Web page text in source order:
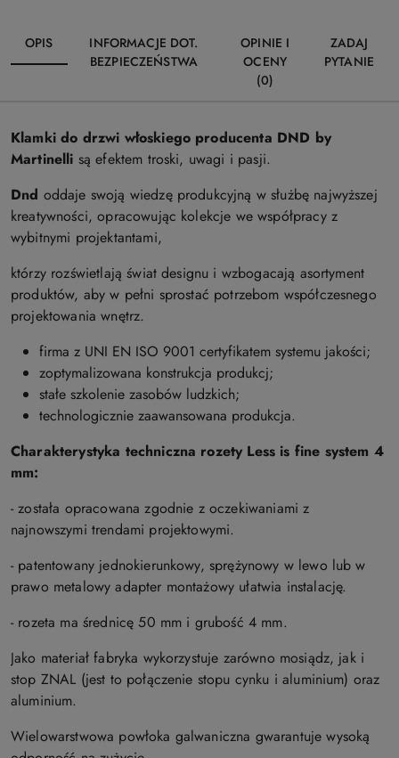
OPIS
INFORMACJE DOT.
BEZPIECZEŃSTWA
OPINIE I
OCENY
(0)
ZADAJ
PYTANIE
Klamki do drzwi włoskiego producenta DND by
Martinelli są efektem troski, uwagi i pasji.
Dnd oddaje swoją wiedzę produkcyjną w służbę najwyższej
kreatywności, opracowując kolekcje we współpracy z
wybitnymi projektantami,
którzy rozświetlają świat designu i wzbogacają asortyment
produktów, aby w pełni sprostać potrzebom współczesnego
projektowania wnętrz.
firma z UNI EN ISO 9001 certyfikatem systemu jakości;
zoptymalizowana konstrukcja produkcj;
stałe szkolenie zasobów ludzkich;
technologicznie zaawansowana produkcja.
Charakterystyka techniczna rozety Less is fine system 4
mm:
- została opracowana zgodnie z oczekiwaniami z
najnowszymi trendami projektowymi.
- patentowany jednokierunkowy, sprężynowy w lewo lub w
prawo metalowy adapter montażowy ułatwia instalację.
- rozeta ma średnicę 50 mm i grubość 4 mm.
Jako materiał fabryka wykorzystuje zarówno mosiądz, jak i
stop ZNAL (jest to połączenie stopu cynku i aluminium) oraz
aluminium.
Wielowarstwowa powłoka galwaniczna gwarantuje wysoką